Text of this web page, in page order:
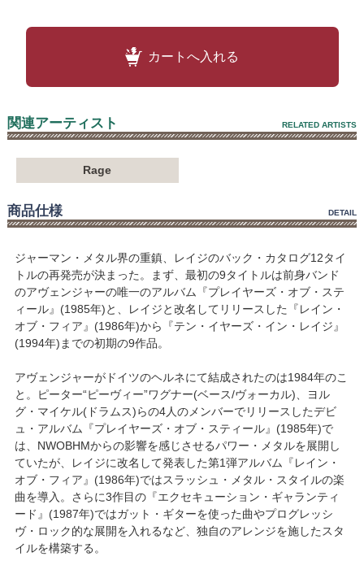
カートへ入れる
関連アーティスト RELATED ARTISTS
Rage
商品仕様 DETAIL
ジャーマン・メタル界の重鎮、レイジのバック・カタログ12タイ
トルの再発売が決まった。まず、最初の9タイトルは前身バンド
のアヴェンジャーの唯一のアルバム『プレイヤーズ・オブ・ステ
ィール』(1985年)と、レイジと改名してリリースした『レイン・
オブ・フィア』(1986年)から『テン・イヤーズ・イン・レイジ』
(1994年)までの初期の9作品。
アヴェンジャーがドイツのヘルネにて結成されたのは1984年のこ
と。ピーター“ピーヴィー”ワグナー(ベース/ヴォーカル)、ヨル
グ・マイケル(ドラムス)らの4人のメンバーでリリースしたデビ
ュ・アルバム『プレイヤーズ・オブ・スティール』(1985年)で
は、NWOBHMからの影響を感じさせるパワー・メタルを展開し
ていたが、レイジに改名して発表した第1弾アルバム『レイン・
オブ・フィア』(1986年)ではスラッシュ・メタル・スタイルの楽
曲を導入。さらに3作目の『エクセキューション・ギャランティ
ード』(1987年)ではガット・ギターを使った曲やプログレッシ
ヴ・ロック的な展開を入れるなど、独自のアレンジを施したスタ
イルを構築する。